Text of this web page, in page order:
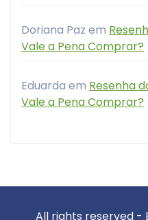
Doriana Paz em
Vale a Pena Comprar?
Eduarda em Resenha
Vale a Pena Comprar?
All rights reserved -